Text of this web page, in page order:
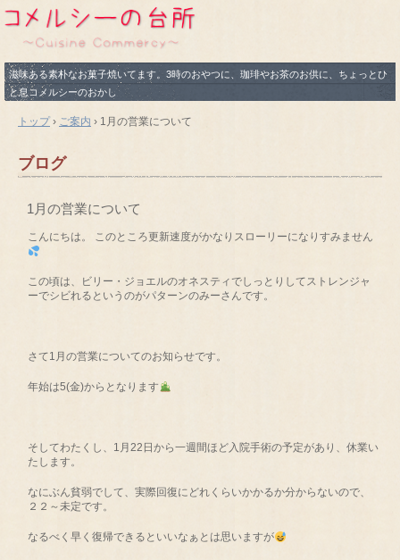
滋味ある素朴なお菓子焼いてます。3時のおやつに、珈琲やお茶のお供に、ちょっとひ
と息コメルシーのおかし
トップ› ご案内 › 1月の営業について
ブログ
1月の営業について
こんにちは。 このところ更新速度がかなりスローリーになりすみません
この頃は、ビリー・ジョエルのオネスティでしっとりしてストレンジャ
ーでシビれるというのがパターンのみーさんです。
さて1月の営業についてのお知らせです。
年始は5(金)からとなります
そしてわたくし、1月22日から一週間ほど入院手術の予定があり、休業い
たします。
なにぶん貧弱でして、実際回復にどれくらいかかるか分からないので、
２２～未定です。
なるべく早く復帰できるといいなぁとは思いますが